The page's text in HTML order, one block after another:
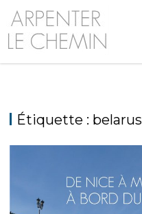
Skip
content
Étiquette : belarus